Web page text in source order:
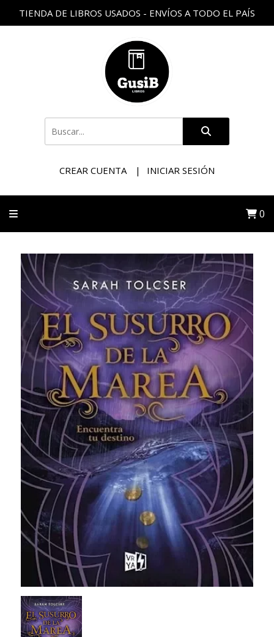
TIENDA DE LIBROS USADOS - ENVÍOS A TODO EL PAÍS
CREAR CUENTA INICIAR SESIÓN
0